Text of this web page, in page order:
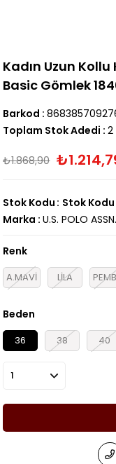
Kadın Uzun Kollu
Basic Gömlek
Barkod :
Toplam Stok Adedi : 2
₺1.868,90
Stok Kodu Stok Kodu
Marka : U.S. POLO ASSN.
Renk
A.MAVİ LİLA
Beden
36 38 40